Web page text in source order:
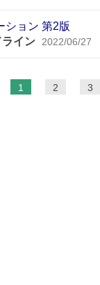
ション 第2版
イン
2022/06/27
1 2 3